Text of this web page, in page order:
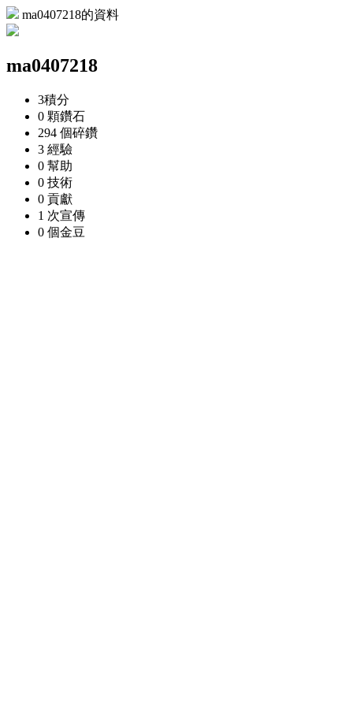
ma0407218的資料
ma0407218
3積分
0 顆鑽石
294 個碎鑽
3 經驗
0 幫助
0 技術
0 貢獻
1 次宣傳
0 個金豆